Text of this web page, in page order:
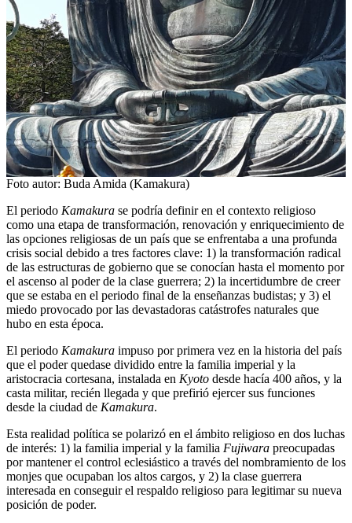
Foto autor: Buda Amida (Kamakura)
El periodo Kamakura se podría definir en el contexto religioso
como una etapa de transformación, renovación y enriquecimiento de
las opciones religiosas de un país que se enfrentaba a una profunda
crisis social debido a tres factores clave: 1) la transformación radical
de las estructuras de gobierno que se conocían hasta el momento por
el ascenso al poder de la clase guerrera; 2) la incertidumbre de creer
que se estaba en el periodo final de la enseñanzas budistas; y 3) el
miedo provocado por las devastadoras catástrofes naturales que
hubo en esta época.
El periodo Kamakura impuso por primera vez en la historia del país
que el poder quedase dividido entre la familia imperial y la
aristocracia cortesana, instalada en Kyoto desde hacía 400 años, y la
casta militar, recién llegada y que prefirió ejercer sus funciones
desde la ciudad de Kamakura.
Esta realidad política se polarizó en el ámbito religioso en dos luchas
de interés: 1) la familia imperial y la familia Fujiwara preocupadas
por mantener el control eclesiástico a través del nombramiento de los
monjes que ocupaban los altos cargos, y 2) la clase guerrera
interesada en conseguir el respaldo religioso para legitimar su nueva
posición de poder.